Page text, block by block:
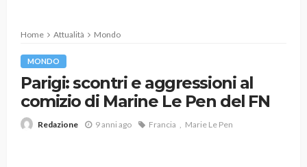
Home Attualità Mondo
MONDO
Parigi: scontri e aggressioni al
comizio di Marine Le Pen del FN
Redazione 9 anni ago Francia Marie Le Pen